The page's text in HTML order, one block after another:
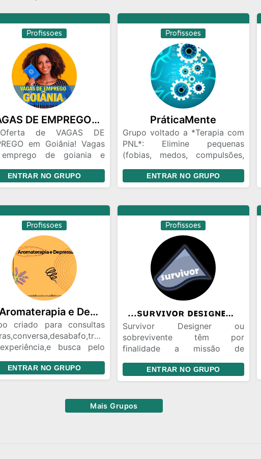
Profissoes
VAGAS DE EMPREGO GOIANIA
de VAGAS DE
em Goiânia! Vagas
de goiania e
divulgação de emprego
ENTRAR NO GRUPO
Profissoes
PráticaMente
Grupo voltado a *Terapia com
PNL*: Elimine pequenas
(fobias, medos, compulsões,
postagens de práticas
mentais...💭 *Se _precisar_
_Escreva_ no grupo “*QUERO
ATENDIMENTO GRÁTIS*“
contatamos no PV e
agendamos seu atendimento.
ENTRAR NO GRUPO
Profissoes
💐Aromaterapia e Depressão🪻
criado para consultas
busca pelo
ENTRAR NO GRUPO
Profissoes
...sᴜʀᴠɪᴠᴏʀ ᴅᴇsɪɢɴᴇʀ...
Survivor Designer ou
sobrevivente têm por
finalidade a missão de
Designer Gráfico na interação
correta!
ENTRAR NO GRUPO
Mais Grupos